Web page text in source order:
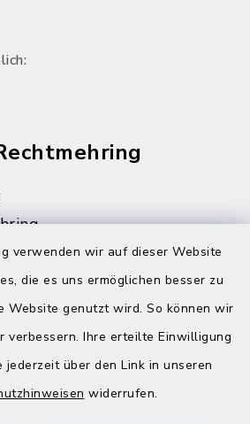
verwenden wir auf dieser Website
die es uns ermöglichen besser zu
Website genutzt wird. So können wir
verbessern. Ihre erteilte Einwilligung
jederzeit über den Link in unseren
widerrufen.
maitenbeth.de